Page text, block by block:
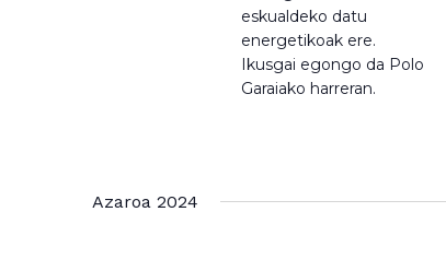
eskualdeko datu
energetikoak ere.
Ikusgai egongo da Polo
Garaiako harreran.
Azaroa 2024